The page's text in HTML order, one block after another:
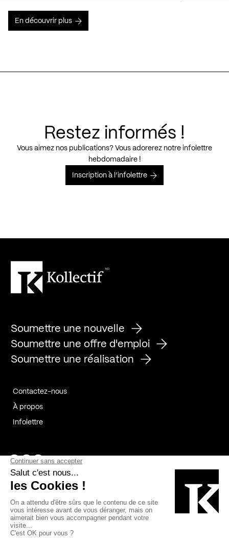
En découvrir plus
Restez informés !
Vous aimez nos publications? Vous adorerez notre infolettre
hebdomadaire !
Inscription à l’infolettre
Soumettre une nouvelle
Soumettre une offre d'emploi
Soumettre une réalisation
Contactez-nous
À propos
Infolettre
Page Facebook de Kollectif
Page Instagram de Kollectif
Page Linkedin de Kollectif
Bâtiment-Durable-Québec-1
Esquisses-1IRAC-1